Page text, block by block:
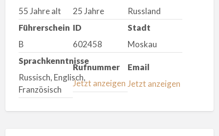
55 Jahre alt
25 Jahre
Russland
Führerschein
B
ID
602458
Stadt
Moskau
Sprachkenntnisse
Russisch, Englisch,
Französisch
Rufnummer
Jetzt anzeigen
Email
Jetzt anzeigen